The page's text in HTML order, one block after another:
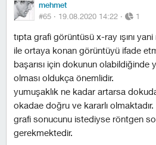
mehmet
#65 · 19.08.2020 14:22 · 1
tıpta grafi görüntüsü x-ray ışını
ile ortaya konan görüntüyü ifade
başarısı için dokunun olabildiğinde
olması oldukça önemlidir.
yumuşaklık ne kadar artarsa
okadae doğru ve kararlı
grafi sonucunu istediyse röntgen
gerekmektedir.